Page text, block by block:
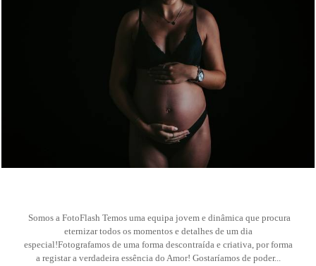
3
Somos a FotoFlash Temos uma equipa jovem e dinâmica que procura
eternizar todos os momentos e detalhes de um dia
especial!Fotografamos de uma forma descontraída e criativa, por forma
a registar a verdadeira essência do Amor! Gostaríamos de poder...